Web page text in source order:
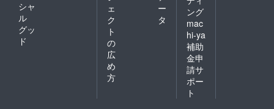
シャ
ル
グッ
ド
ェ
ク
ト
の
広
め
方
ー
タ
ング
mac
hi-ya
補助
金申
請サ
ポー
ト